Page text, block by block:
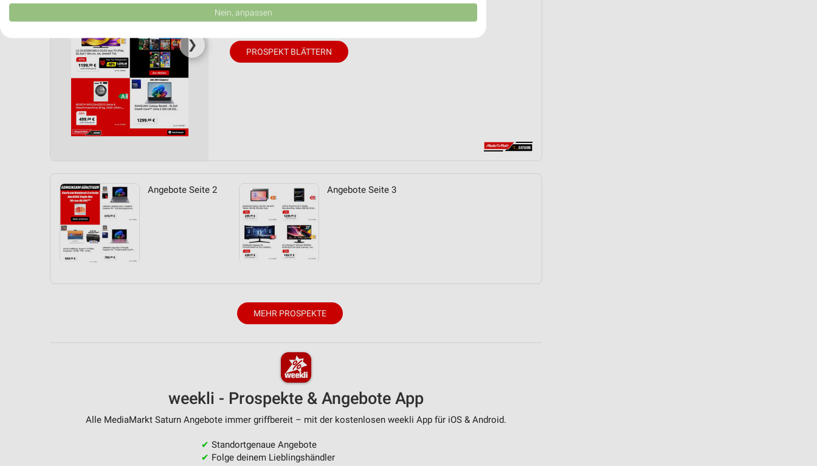
❯
📅 Kalendereintrag erstellen
PROSPEKT BLÄTTERN
Angebote Seite 2 Angebote Seite 3
MEHR PROSPEKTE
weekli - Prospekte & Angebote App
Alle MediaMarkt Saturn Angebote immer griffbereit – mit der kostenlosen weekli App für iOS & Android.
✔ Standortgenaue Angebote
✔ Folge deinem Lieblingshändler
Erstellung von Profilen für personalisierte Werbung
Erstellung von Profilen zur Personalisierung von Inhalten
Verwendung von Profilen zur Auswahl personalisierter Inhalte
Messung der Werbeleistung
Messung der Performance von Inhalten
Entwicklung und Verbesserung der Angebote
Verwendung reduzierter Daten zur Auswahl von Inhalten
IAB-Besonderheiten:
Verwendung genauer Standortdaten
Nein, anpassen